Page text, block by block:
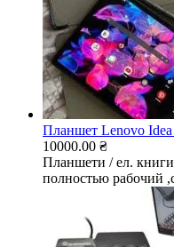
Планшет Lenovo
10000.00 ₴
Планшети / ел. книги
полностью рабочий